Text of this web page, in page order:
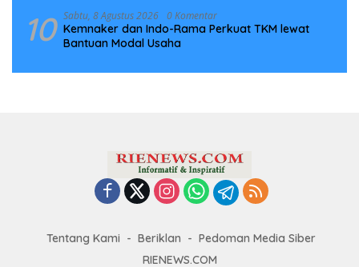
10 Sabtu, 8 Agustus 2026 0 Komentar
Kemnaker dan Indo-Rama Perkuat TKM lewat
Bantuan Modal Usaha
Tentang Kami Beriklan
Pedoman Media Siber
RIENEWS.COM